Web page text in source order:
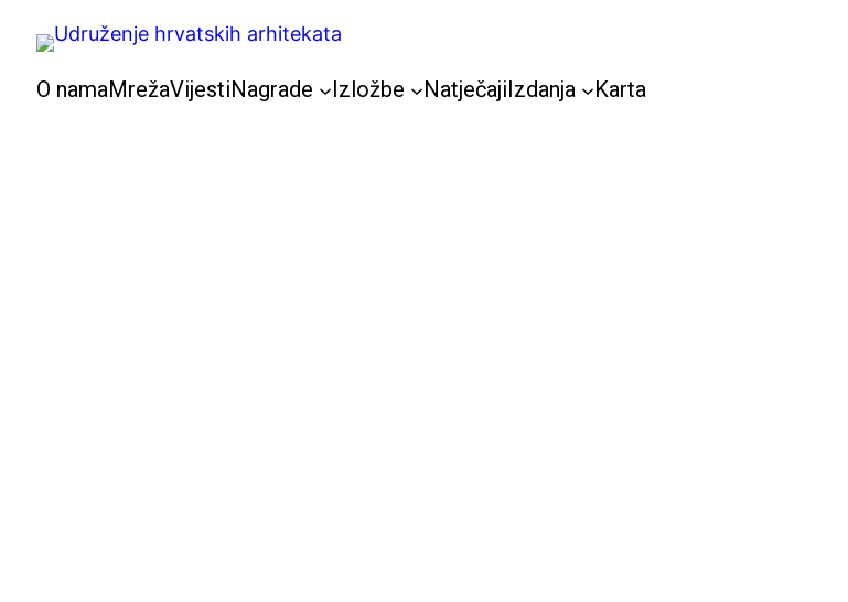
Skoči
sadržaja
O namaMrežaVijestiNagrade Izložbe NatječajiIzdanja Karta